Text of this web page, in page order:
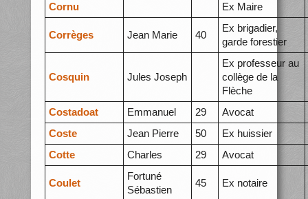
Cornu Ex Maire
Corrèges Jean Marie 40
Ex brigadier,
garde forestier
Cosquin Jules Joseph
Ex professeur au
collège de la
Flèche
Costadoat
Emmanuel 29
Avocat
Coste
Jean Pierre 50
Ex huissier
Cotte
Charles 29 Avocat
Coulet
Fortuné
Sébastien
45 Ex notaire